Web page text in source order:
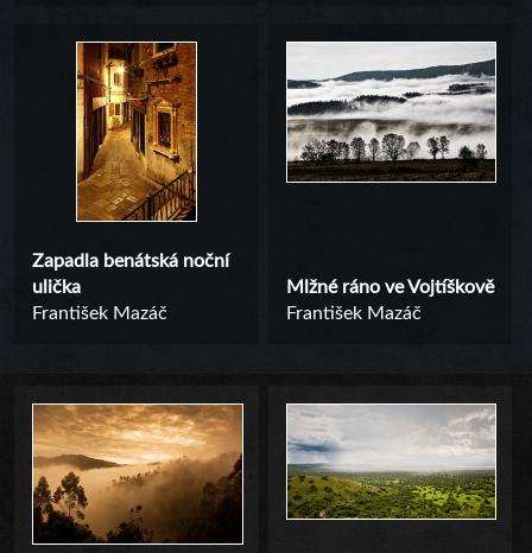
Zapadla benátská noční
ulička
František Mazáč
Mlžné ráno ve Vojtíškově
František Mazáč